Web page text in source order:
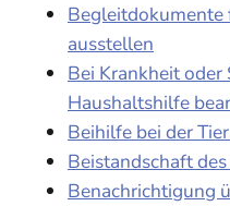
ausstellen
Bei Krankheit
Haushaltshilfe
Beihilfe bei der
Beistandschaft
Benachrichtigung